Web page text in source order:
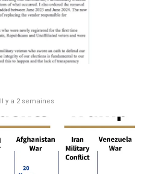
Il y a 2 semaines